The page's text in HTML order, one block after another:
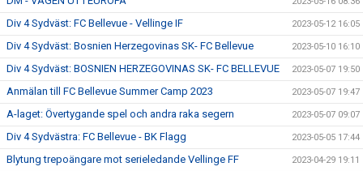
Div 4 Sydväst: FC Bellevue - Vellinge IF 2023-05-12 16:05
Div 4 Sydväst: Bosnien Herzegovinas SK- FC Bellevue 2023-05-10 16:10
Div 4 Sydväst: BOSNIEN HERZEGOVINAS SK- FC BELLEVUE 2023-05-07 19:50
Anmälan till FC Bellevue Summer Camp 2023 2023-05-07 19:47
A-laget: Övertygande spel och andra raka segern 2023-05-07 09:07
Div 4 Sydvästra: FC Bellevue - BK Flagg 2023-05-05 17:44
Blytung trepoängare mot serieledande Vellinge FF 2023-04-29 19:11